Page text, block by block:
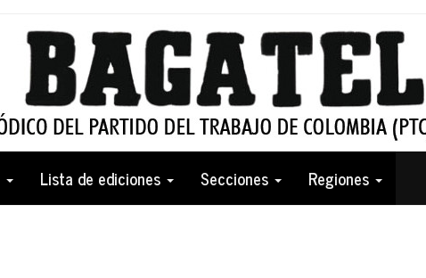
Lista de ediciones Secciones Regiones